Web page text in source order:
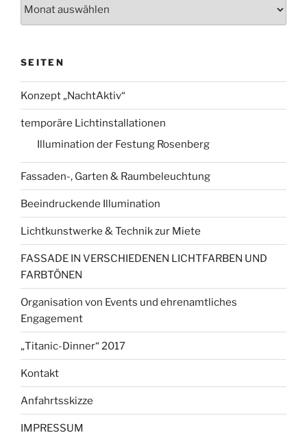
SEITEN
Konzept „NachtAktiv“
temporäre Lichtinstallationen
Illumination der Festung Rosenberg
Fassaden-, Garten & Raumbeleuchtung
Beeindruckende Illumination
Lichtkunstwerke & Technik zur Miete
FASSADE IN VERSCHIEDENEN LICHTFARBEN UND
FARBTÖNEN
Organisation von Events und ehrenamtliches
Engagement
„Titanic-Dinner“ 2017
Kontakt
Anfahrtsskizze
IMPRESSUM